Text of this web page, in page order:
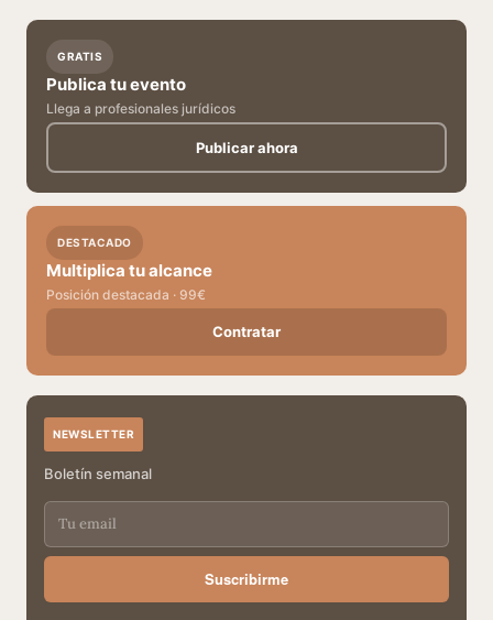
GRATIS
Publica tu evento
Llega a profesionales jurídicos
Publicar ahora
DESTACADO
Multiplica tu alcance
Posición destacada · 99€
Contratar
NEWSLETTER
Boletín semanal
Suscribirme